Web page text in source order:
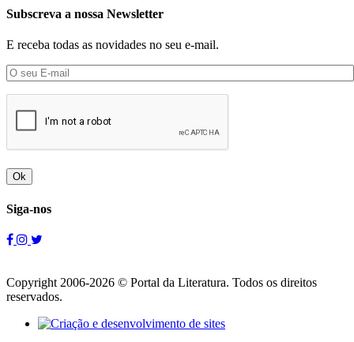
Subscreva a nossa Newsletter
E receba todas as novidades no seu e-mail.
Ok
Siga-nos
Copyright 2006-2026 © Portal da Literatura. Todos os direitos
reservados.